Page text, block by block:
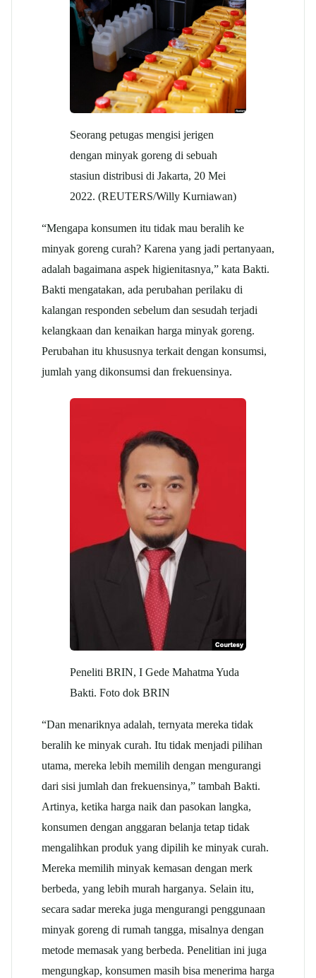
Seorang petugas mengisi jerigen
dengan minyak goreng di sebuah
stasiun distribusi di Jakarta, 20 Mei
2022. (REUTERS/Willy Kurniawan)
“Mengapa konsumen itu tidak mau beralih ke
minyak goreng curah? Karena yang jadi pertanyaan,
adalah bagaimana aspek higienitasnya,” kata Bakti.
Bakti mengatakan, ada perubahan perilaku di
kalangan responden sebelum dan sesudah terjadi
kelangkaan dan kenaikan harga minyak goreng.
Perubahan itu khususnya terkait dengan konsumsi,
jumlah yang dikonsumsi dan frekuensinya.
Peneliti BRIN, I Gede Mahatma Yuda
Bakti. Foto dok BRIN
“Dan menariknya adalah, ternyata mereka tidak
beralih ke minyak curah. Itu tidak menjadi pilihan
utama, mereka lebih memilih dengan mengurangi
dari sisi jumlah dan frekuensinya,” tambah Bakti.
Artinya, ketika harga naik dan pasokan langka,
konsumen dengan anggaran belanja tetap tidak
mengalihkan produk yang dipilih ke minyak curah.
Mereka memilih minyak kemasan dengan merk
berbeda, yang lebih murah harganya. Selain itu,
secara sadar mereka juga mengurangi penggunaan
minyak goreng di rumah tangga, misalnya dengan
metode memasak yang berbeda. Penelitian ini juga
mengungkap, konsumen masih bisa menerima harga